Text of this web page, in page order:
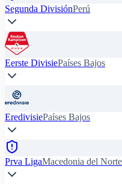
Segunda DivisiónPerú
Eerste DivisiePaíses Bajos
EredivisiePaíses Bajos
Prva LigaMacedonia del Norte